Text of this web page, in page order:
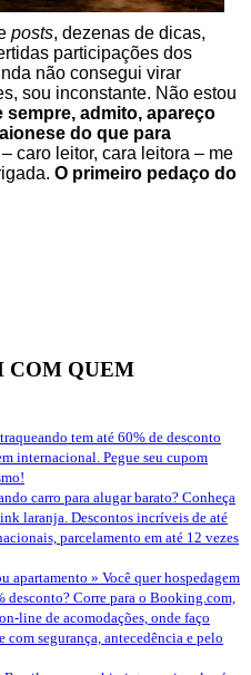
posts, dezenas de dicas,
participações dos
não consegui virar
sou inconstante. Não estou
sempre, admito, apareço
do que para
caro leitor, cara leitora – me
O primeiro pedaço do
COM QUEM
tem até 60% de desconto
internacional. Pegue seu cupom
carro para alugar barato? Conheça
laranja. Descontos incríveis de até
parcelamento em até 12 vezes
apartamento » Você quer hospedagem
desconto? Corre para o Booking.com,
line de acomodações, onde faço
com segurança, antecedência e pelo